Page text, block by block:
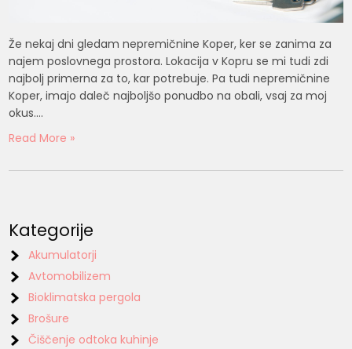
Že nekaj dni gledam nepremičnine Koper, ker se zanima za
najem poslovnega prostora. Lokacija v Kopru se mi tudi zdi
najbolj primerna za to, kar potrebuje. Pa tudi nepremičnine
Koper, imajo daleč najboljšo ponudbo na obali, vsaj za moj
okus.…
Read More »
Kategorije
Akumulatorji
Avtomobilizem
Bioklimatska pergola
Brošure
Čiščenje odtoka kuhinje